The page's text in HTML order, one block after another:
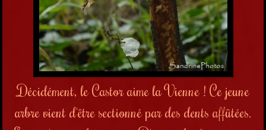
Décidément, le Castor aime la Vienne ! Ce jeune
arbre vient d'être sectionné par des dents affûtées.